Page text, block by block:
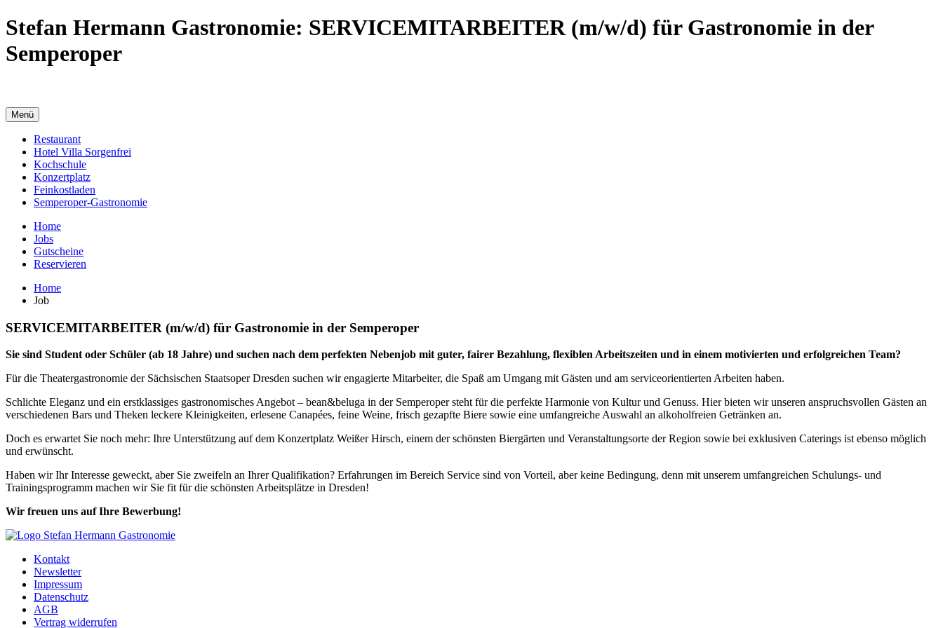
Stefan Hermann Gastronomie: SERVICEMITARBEITER (m/w/d) für Gastronomie in der
Semperoper
Menü
Restaurant
Hotel Villa Sorgenfrei
Kochschule
Konzertplatz
Feinkostladen
Semperoper-Gastronomie
Home
Jobs
Gutscheine
Reservieren
Home
Job
SERVICEMITARBEITER (m/w/d) für Gastronomie in der Semperoper
Sie sind Student oder Schüler (ab 18 Jahre) und suchen nach dem perfekten Nebenjob mit guter, fairer Bezahlung, flexiblen Arbeitszeiten und in einem motivierten und erfolgreichen Team?
Für die Theatergastronomie der Sächsischen Staatsoper Dresden suchen wir engagierte Mitarbeiter, die Spaß am Umgang mit Gästen und am serviceorientierten Arbeiten haben.
Schlichte Eleganz und ein erstklassiges gastronomisches Angebot – bean&beluga in der Semperoper steht für die perfekte Harmonie von Kultur und Genuss. Hier bieten wir unseren anspruchsvollen Gästen an
verschiedenen Bars und Theken leckere Kleinigkeiten, erlesene Canapées, feine Weine, frisch gezapfte Biere sowie eine umfangreiche Auswahl an alkoholfreien Getränken an.
Doch es erwartet Sie noch mehr: Ihre Unterstützung auf dem Konzertplatz Weißer Hirsch, einem der schönsten Biergärten und Veranstaltungsorte der Region sowie bei exklusiven Caterings ist ebenso möglich
und erwünscht.
Haben wir Ihr Interesse geweckt, aber Sie zweifeln an Ihrer Qualifikation? Erfahrungen im Bereich Service sind von Vorteil, aber keine Bedingung, denn mit unserem umfangreichen Schulungs- und
Trainingsprogramm machen wir Sie fit für die schönsten Arbeitsplätze in Dresden!
Wir freuen uns auf Ihre Bewerbung!
Kontakt
Newsletter
Impressum
Datenschutz
AGB
Vertrag widerrufen